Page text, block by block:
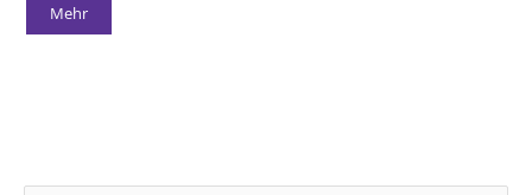
Der
Einfluss
der
Mehr